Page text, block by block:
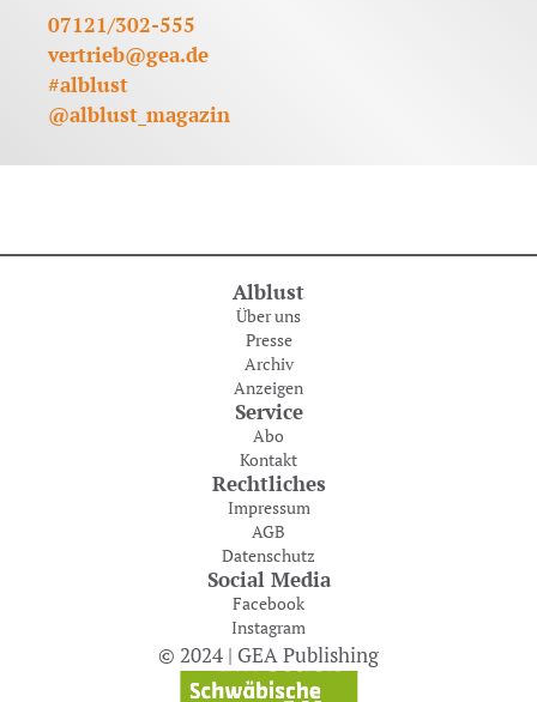
07121/302-555
vertrieb@gea.de
#alblust
@alblust_magazin
Alblust
Über uns
Presse
Archiv
Anzeigen
Service
Abo
Kontakt
Rechtliches
Impressum
AGB
Datenschutz
Social Media
Facebook
Instagram
© 2024 | GEA Publishing